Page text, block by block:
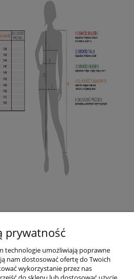
prywatność
technologie umożliwiają poprawne
nam dostosować ofertę do Twoich
wykorzystanie przez nas